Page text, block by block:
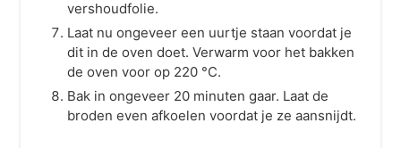
vershoudfolie.
Laat nu ongeveer een uurtje staan voordat je
dit in de oven doet. Verwarm voor het bakken
de oven voor op 220 °C.
Bak in ongeveer 20 minuten gaar. Laat de
broden even afkoelen voordat je ze aansnijdt.